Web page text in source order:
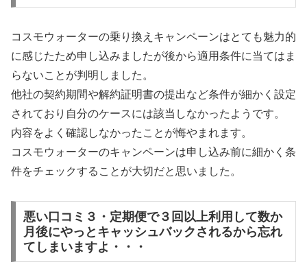
コスモウォーターの乗り換えキャンペーンはとても魅力的
に感じたため申し込みましたが後から適用条件に当てはま
らないことが判明しました。
他社の契約期間や解約証明書の提出など条件が細かく設定
されており自分のケースには該当しなかったようです。
内容をよく確認しなかったことが悔やまれます。
コスモウォーターのキャンペーンは申し込み前に細かく条
件をチェックすることが大切だと思いました。
悪い口コミ３・定期便で３回以上利用して数か
月後にやっとキャッシュバックされるから忘れ
てしまいますよ・・・